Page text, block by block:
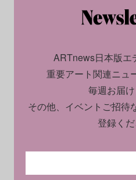
ARTnews日本版エ
重要アート関連ニュ
毎週お届け
その他、イベントご招待
登録くだ